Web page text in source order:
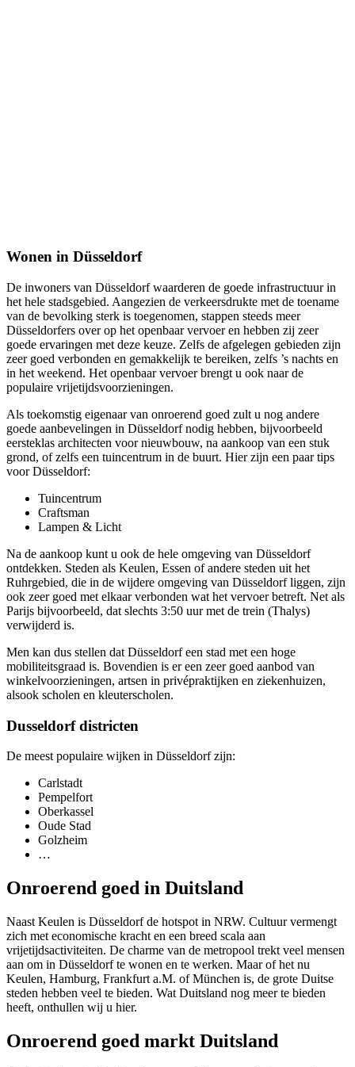
Wonen in Düsseldorf
De inwoners van Düsseldorf waarderen de goede infrastructuur in
het hele stadsgebied. Aangezien de verkeersdrukte met de toename
van de bevolking sterk is toegenomen, stappen steeds meer
Düsseldorfers over op het openbaar vervoer en hebben zij zeer
goede ervaringen met deze keuze. Zelfs de afgelegen gebieden zijn
zeer goed verbonden en gemakkelijk te bereiken, zelfs ’s nachts en
in het weekend. Het openbaar vervoer brengt u ook naar de
populaire vrijetijdsvoorzieningen.
Als toekomstig eigenaar van onroerend goed zult u nog andere
goede aanbevelingen in Düsseldorf nodig hebben, bijvoorbeeld
eersteklas architecten voor nieuwbouw, na aankoop van een stuk
grond, of zelfs een tuincentrum in de buurt. Hier zijn een paar tips
voor Düsseldorf:
Tuincentrum
Craftsman
Lampen & Licht
Na de aankoop kunt u ook de hele omgeving van Düsseldorf
ontdekken. Steden als Keulen, Essen of andere steden uit het
Ruhrgebied, die in de wijdere omgeving van Düsseldorf liggen, zijn
ook zeer goed met elkaar verbonden wat het vervoer betreft. Net als
Parijs bijvoorbeeld, dat slechts 3:50 uur met de trein (Thalys)
verwijderd is.
Men kan dus stellen dat Düsseldorf een stad met een hoge
mobiliteitsgraad is. Bovendien is er een zeer goed aanbod van
winkelvoorzieningen, artsen in privépraktijken en ziekenhuizen,
alsook scholen en kleuterscholen.
Dusseldorf districten
De meest populaire wijken in Düsseldorf zijn:
Carlstadt
Pempelfort
Oberkassel
Oude Stad
Golzheim
…
Onroerend goed in Duitsland
Naast Keulen is Düsseldorf de hotspot in NRW. Cultuur vermengt
zich met economische kracht en een breed scala aan
vrijetijdsactiviteiten. De charme van de metropool trekt veel mensen
aan om in Düsseldorf te wonen en te werken. Maar of het nu
Keulen, Hamburg, Frankfurt a.M. of München is, de grote Duitse
steden hebben veel te bieden. Wat Duitsland nog meer te bieden
heeft, onthullen wij u hier.
Onroerend goed markt Duitsland